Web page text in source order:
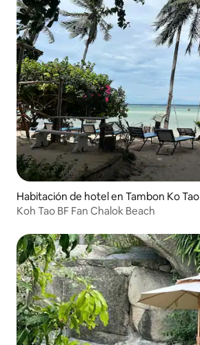
Habitación de hotel en Tambon Ko Tao
Koh Tao BF Fan Chalok Beach